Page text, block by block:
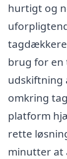
hurtigt og
brug for en
udskiftning
omkring
platform
rette
minutter at